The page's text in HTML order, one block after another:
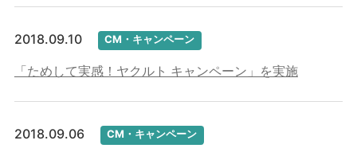
2018.09.10 CM・キャンペーン
「ためして実感！ヤクルト キャンペーン」を実施
2018.09.06 CM・キャンペーン